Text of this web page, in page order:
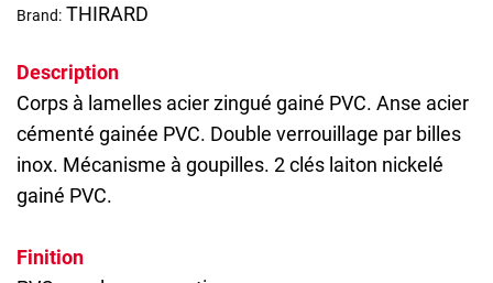
Brand: THIRARD
Description
Corps à lamelles acier zingué gainé PVC. Anse acier
cémenté gainée PVC. Double verrouillage par billes
inox. Mécanisme à goupilles. 2 clés laiton nickelé
gainé PVC.
Finition